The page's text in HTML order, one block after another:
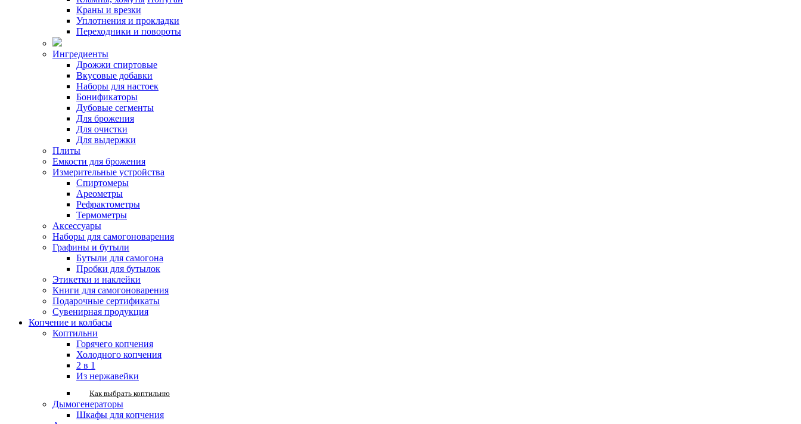
Краны и врезки
Уплотнения и прокладки
Переходники и повороты
Ингредиенты
Дрожжи спиртовые
Вкусовые добавки
Наборы для настоек
Бонификаторы
Дубовые сегменты
Для брожения
Для очистки
Для выдержки
Плиты
Емкости для брожения
Измерительные устройства
Спиртомеры
Ареометры
Рефрактометры
Термометры
Аксессуары
Наборы для самогоноварения
Графины и бутыли
Бутыли для самогона
Пробки для бутылок
Этикетки и наклейки
Книги для самогоноварения
Подарочные сертификаты
Сувенирная продукция
Копчение и колбасы
Коптильни
Горячего копчения
Холодного копчения
2 в 1
Из нержавейки
Как выбрать коптильню
Дымогенераторы
Шкафы для копчения